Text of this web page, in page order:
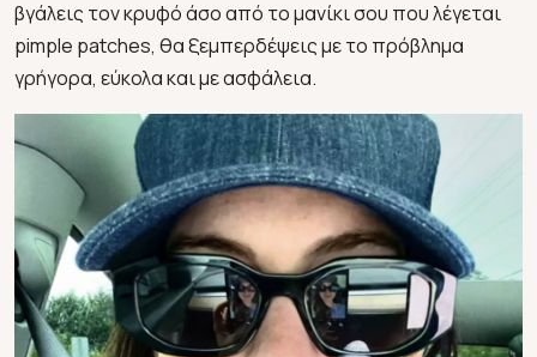
βγάλεις τον κρυφό άσο από το μανίκι σου που λέγεται
pimple patches, θα ξεμπερδέψεις με το πρόβλημα
γρήγορα, εύκολα και με ασφάλεια.